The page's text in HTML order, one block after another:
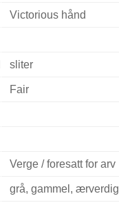
Victorious hånd
sliter
Fair
Verge / foresatt for arv
grå, gammel, ærverdig